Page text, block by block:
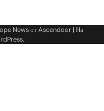
News отAscendoor | На
.